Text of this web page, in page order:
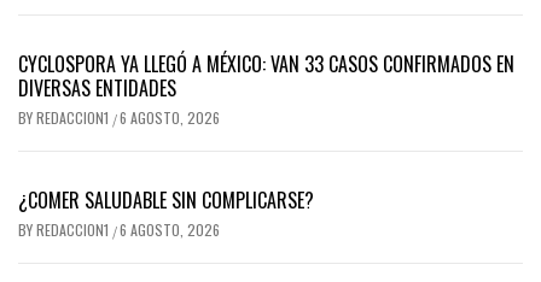
CYCLOSPORA YA LLEGÓ A MÉXICO: VAN 33 CASOS CONFIRMADOS EN
DIVERSAS ENTIDADES
BYREDACCION1 /6 AGOSTO, 2026
¿COMER SALUDABLE SIN COMPLICARSE?
BYREDACCION1 /6 AGOSTO, 2026